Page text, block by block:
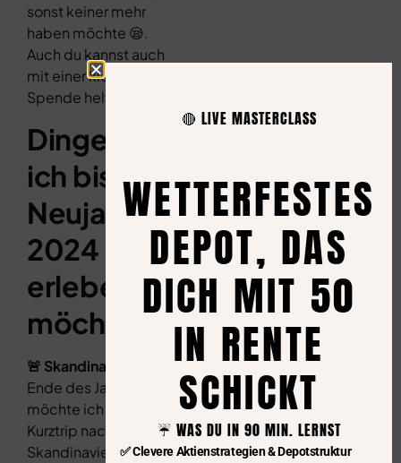
sonst keiner mehr
haben möchte 😪.
Auch du kannst auch
mit einer kleinen
Spende helfen.
Dinge, die
ich bis
Neujahr
2024 noch
erleben
möchte
🚨 SkandinavienReise:
Ende des Jahres
möchte ich einen
Kurztrip nach
Skandinavien machen
🔴 LIVE MASTERCLASS
WETTERFESTES
DEPOT, DAS
DICH MIT 50
IN RENTE
SCHICKT
☔️ WAS DU IN 90 MIN. LERNST
✅ Clevere Aktienstrategien & Depotstruktur